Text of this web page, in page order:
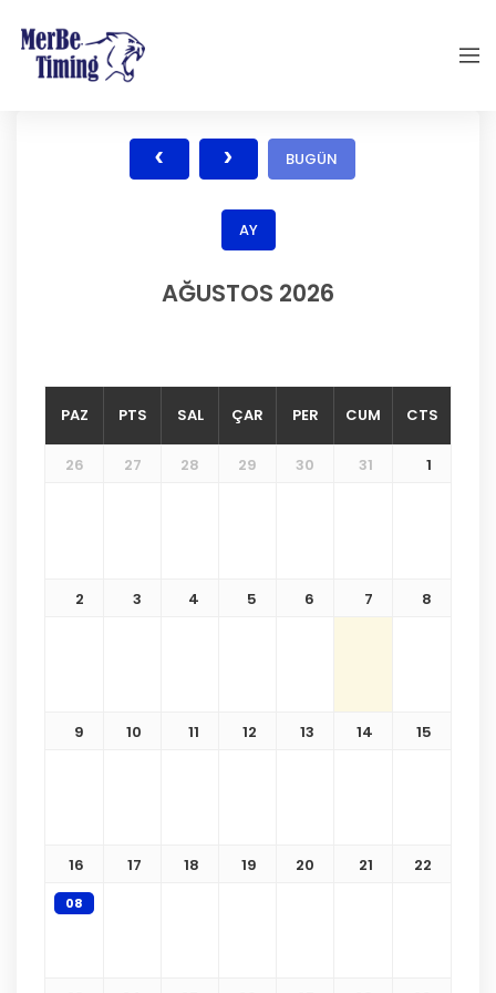
BUGÜN
AY
AĞUSTOS 2026
PAZ PTS SAL ÇAR PER CUM CTS
26 27 28 29 30 31 1
2 3 4 5 6 7 8
9 10 11 12 13 14 15
16 17 18 19 20 21 22
08